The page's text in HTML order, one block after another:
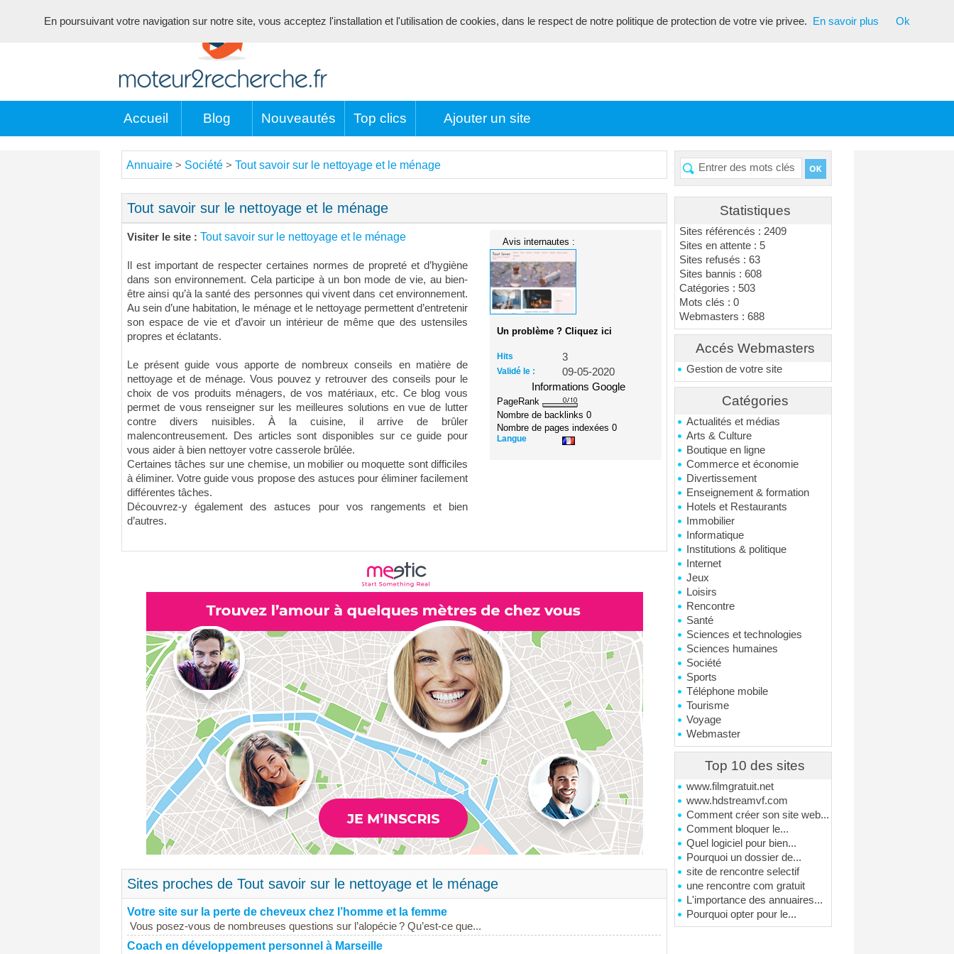
Accueil Blog Nouveautés Top clics Ajouter un site
Statistiques
Sites référencés : 2409
Sites en attente : 5
Sites refusés : 63
Sites bannis : 608
Catégories : 503
Mots clés : 0
Webmasters : 688
Accés Webmasters
Gestion de votre site
Catégories
Actualités et médias
Arts & Culture
Boutique en ligne
Commerce et économie
Divertissement
Enseignement & formation
Hotels et Restaurants
Immobilier
Informatique
Institutions & politique
Internet
Jeux
Loisirs
Rencontre
Santé
Sciences et technologies
Sciences humaines
Société
Sports
Téléphone mobile
Tourisme
Voyage
Webmaster
Top 10 des sites
www.filmgratuit.net
www.hdstreamvf.com
Comment créer son site web...
Comment bloquer le...
Quel logiciel pour bien...
Pourquoi un dossier de...
site de rencontre selectif
une rencontre com gratuit
L'importance des annuaires...
Pourquoi opter pour le...
Annuaire > Société > Tout savoir sur le nettoyage et le ménage
Tout savoir sur le nettoyage et le ménage
Visiter le site : Tout savoir sur le nettoyage et le ménage
Il est important de respecter certaines normes de propreté et d’hygiène
dans son environnement. Cela participe à un bon mode de vie, au bien-
être ainsi qu’à la santé des personnes qui vivent dans cet environnement.
Au sein d’une habitation, le ménage et le nettoyage permettent d’entretenir
son espace de vie et d’avoir un intérieur de même que des ustensiles
propres et éclatants.
Le présent guide vous apporte de nombreux conseils en matière de
nettoyage et de ménage. Vous pouvez y retrouver des conseils pour le
choix de vos produits ménagers, de vos matériaux, etc. Ce blog vous
permet de vous renseigner sur les meilleures solutions en vue de lutter
contre divers nuisibles. À la cuisine, il arrive de brûler
malencontreusement. Des articles sont disponibles sur ce guide pour
vous aider à bien nettoyer votre casserole brûlée.
Certaines tâches sur une chemise, un mobilier ou moquette sont difficiles
à éliminer. Votre guide vous propose des astuces pour éliminer facilement
différentes tâches.
Découvrez-y également des astuces pour vos rangements et bien
d’autres.
Avis internautes :
Un problème ? Cliquez ici
Hits 3
Validé le :
09-05-2020
Informations Google
PageRank
Nombre de backlinks0
Nombre de pages indexées0
Langue
Sites proches de Tout savoir sur le nettoyage et le ménage
Votre site sur la perte de cheveux chez l’homme et la femme
Vous posez-vous de nombreuses questions sur l’alopécie ? Qu’est-ce que...
Coach en développement personnel à Marseille
En poursuivant votre navigation sur notre site, vous acceptez l'installation et l'utilisation de cookies, dans le respect de notre politique de protection de votre vie privee. En savoir plus Ok